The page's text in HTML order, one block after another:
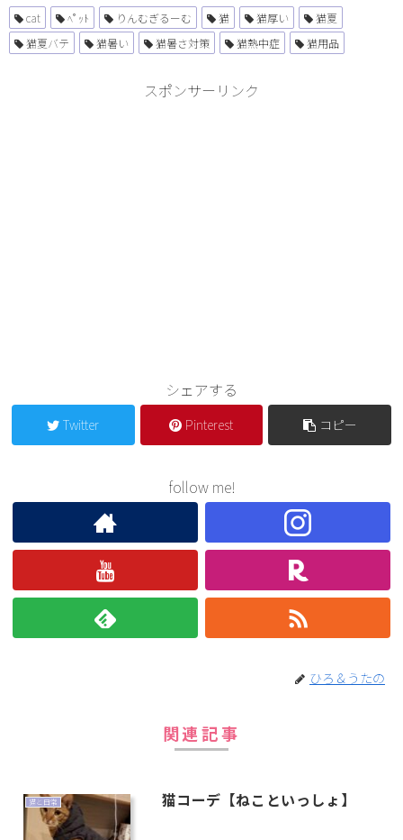
cat ﾍﾟｯﾄ りんむぎるーむ 猫 猫厚い
猫夏
猫夏バテ
猫暑い 猫暑さ対策 猫熱中症 猫用品
スポンサーリンク
シェアする
Twitter Pinterest コピー
follow me!
ひろ＆うたの
関連記事
猫と日常 猫コーデ【ねこといっしょ】